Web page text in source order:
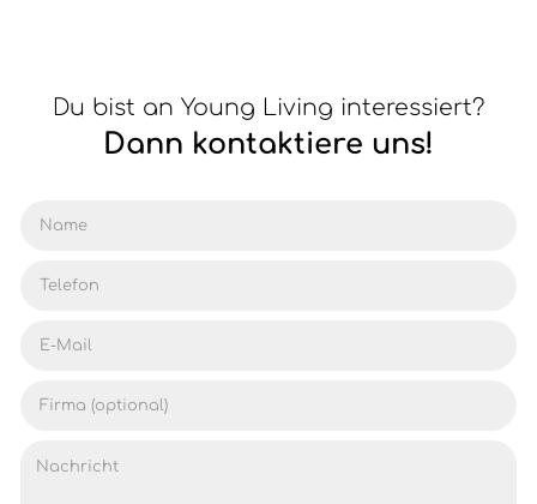
Du bist an Young Living interessiert?
Dann kontaktiere uns!